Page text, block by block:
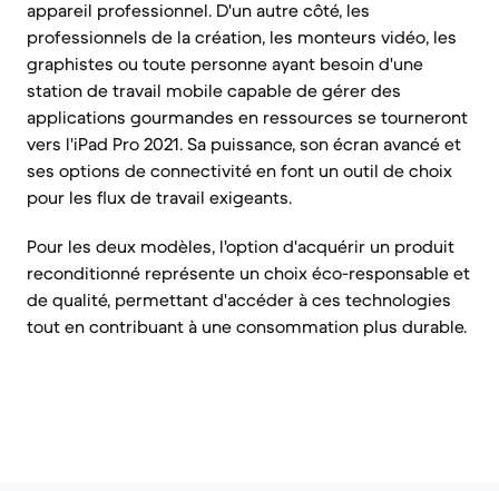
appareil professionnel. D'un autre côté, les
professionnels de la création, les monteurs vidéo, les
graphistes ou toute personne ayant besoin d'une
station de travail mobile capable de gérer des
applications gourmandes en ressources se tourneront
vers l'iPad Pro 2021. Sa puissance, son écran avancé et
ses options de connectivité en font un outil de choix
pour les flux de travail exigeants.
Pour les deux modèles, l'option d'acquérir un produit
reconditionné représente un choix éco-responsable et
de qualité, permettant d'accéder à ces technologies
tout en contribuant à une consommation plus durable.